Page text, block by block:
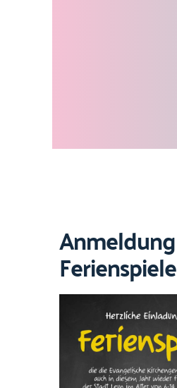
Anmeldung
Ferienspiele